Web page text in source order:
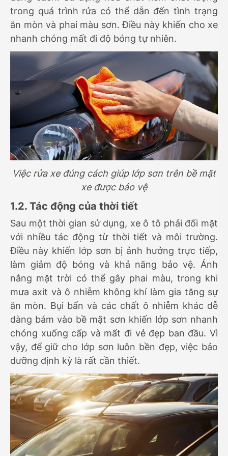
trong quá trình rửa có thể dẫn đến tình trạng
ăn mòn và phai màu sơn. Điều này khiến cho xe
nhanh chóng mất đi độ bóng tự nhiên.
Việc rửa xe đúng cách giúp lớp sơn trên bề mặt
xe được bảo vệ
1.2. Tác động của thời tiết
Sau một thời gian sử dụng, xe ô tô phải đối mặt
với nhiều tác động từ thời tiết và môi trường.
Điều này khiến lớp sơn bị ảnh hưởng trực tiếp,
làm giảm độ bóng và khả năng bảo vệ. Ánh
nắng mặt trời có thể gây phai màu, trong khi
mưa axit và ô nhiễm không khí làm gia tăng sự
ăn mòn. Bụi bẩn và các chất ô nhiễm khác dễ
dàng bám vào bề mặt sơn khiến lớp sơn nhanh
chóng xuống cấp và mất đi vẻ đẹp ban đầu. Vì
vậy, để giữ cho lớp sơn luôn bền đẹp, việc bảo
dưỡng định kỳ là rất cần thiết.